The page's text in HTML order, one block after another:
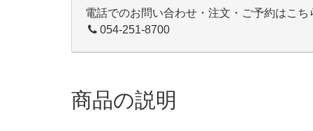
電話でのお問い合わせ・注文・ご予約はこち
054-251-8700
商品の説明